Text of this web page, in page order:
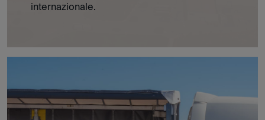
internazionale.